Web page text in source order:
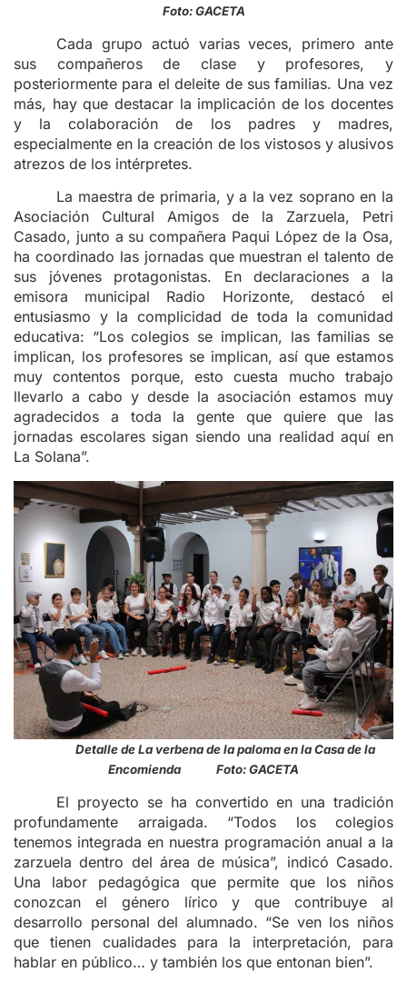
Foto: GACETA
Cada grupo actuó varias veces, primero ante
sus compañeros de clase y profesores, y
posteriormente para el deleite de sus familias. Una vez
más, hay que destacar la implicación de los docentes
y la colaboración de los padres y madres,
especialmente en la creación de los vistosos y alusivos
atrezos de los intérpretes.
La maestra de primaria, y a la vez soprano en la
Asociación Cultural Amigos de la Zarzuela, Petri
Casado, junto a su compañera Paqui López de la Osa,
ha coordinado las jornadas que muestran el talento de
sus jóvenes protagonistas. En declaraciones a la
emisora municipal Radio Horizonte, destacó el
entusiasmo y la complicidad de toda la comunidad
educativa: “Los colegios se implican, las familias se
implican, los profesores se implican, así que estamos
muy contentos porque, esto cuesta mucho trabajo
llevarlo a cabo y desde la asociación estamos muy
agradecidos a toda la gente que quiere que las
jornadas escolares sigan siendo una realidad aquí en
La Solana”.
Detalle de La verbena de la paloma en la Casa de la
Encomienda Foto: GACETA
El proyecto se ha convertido en una tradición
profundamente arraigada. “Todos los colegios
tenemos integrada en nuestra programación anual a la
zarzuela dentro del área de música”, indicó Casado.
Una labor pedagógica que permite que los niños
conozcan el género lírico y que contribuye al
desarrollo personal del alumnado. “Se ven los niños
que tienen cualidades para la interpretación, para
hablar en público… y también los que entonan bien”.